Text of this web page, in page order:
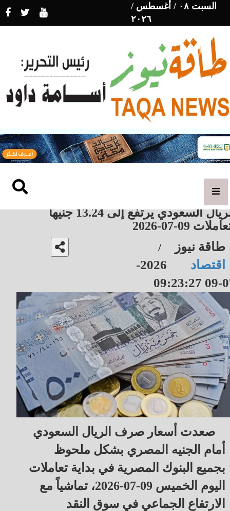
السبت ٠٨ / أغسطس /
٢٠٢٦
الريال السعودي يرتفع إلى 13.24 جنيهاً
09-07-2026
طاقة نيوز /
اقتصاد
2026-
07-09
صعدت أسعار صرف الريال السعودي
أمام الجنيه المصري بشكل ملحوظ
بجميع البنوك المصرية في بداية تعاملات
اليوم الخميس 09-07-2026، تماشياً مع
الارتفاع الجماعي في سوق النقد